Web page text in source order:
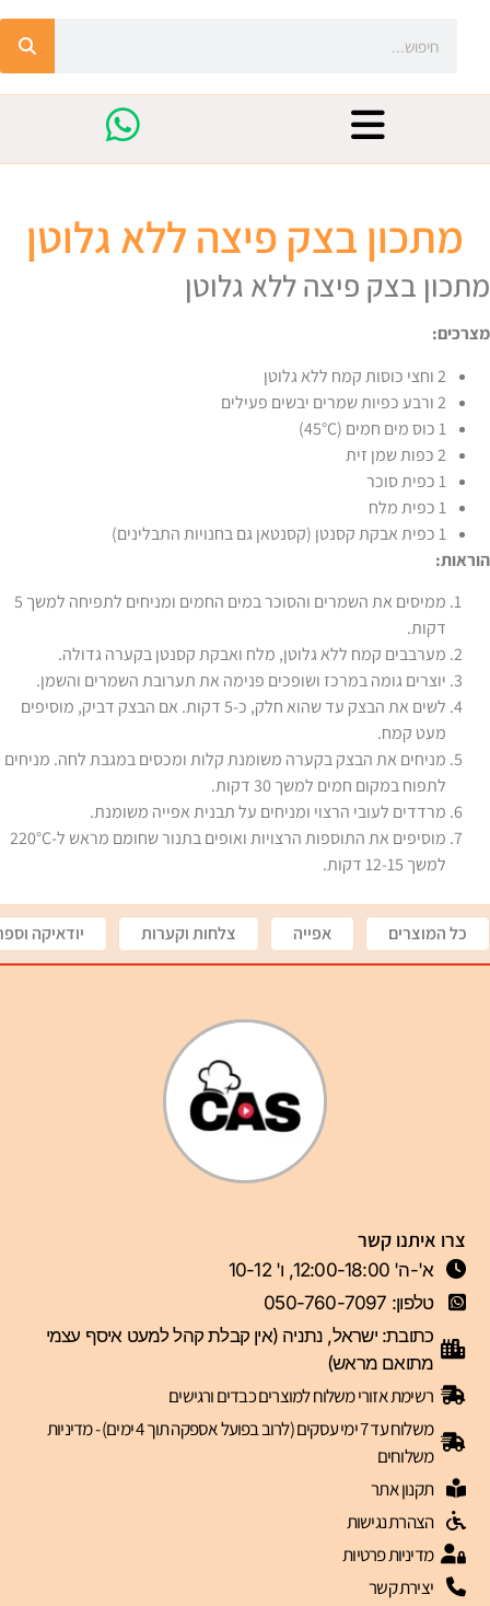
מתכון בצק פיצה ללא גלוטן
מתכון בצק פיצה ללא גלוטן
מצרכים:
2 וחצי כוסות קמח ללא גלוטן
2 ורבע כפיות שמרים יבשים פעילים
1 כוס מים חמים (45°C)
2 כפות שמן זית
1 כפית סוכר
1 כפית מלח
1 כפית אבקת קסנטן (קסנטאן גם בחנויות התבלינים)
הוראות:
ממיסים את השמרים והסוכר במים החמים ומניחים לתפיחה למשך 5
דקות.
מערבבים קמח ללא גלוטן, מלח ואבקת קסנטן בקערה גדולה.
יוצרים גומה במרכז ושופכים פנימה את תערובת השמרים והשמן.
לשים את הבצק עד שהוא חלק, כ-5 דקות. אם הבצק דביק, מוסיפים
מעט קמח.
מניחים את הבצק בקערה משומנת קלות ומכסים במגבת לחה. מניחים
לתפוח במקום חמים למשך 30 דקות.
מרדדים לעובי הרצוי ומניחים על תבנית אפייה משומנת.
מוסיפים את התוספות הרצויות ואופים בתנור שחומם מראש ל-220°C
למשך 12-15 דקות.
כל המוצרים אפייה צלחות וקערות יודאיקה
צרו איתנו קשר
א'-ה' 12:00-18:00, ו' 10-12
טלפון: 050-760-7097
כתובת: ישראל, נתניה (אין קבלת קהל למעט איסף עצמי
מתואם מראש)
רשימת אזורי משלוח למוצרים כבדים ורגישים
משלוח עד 7 ימי עסקים (לרוב בפועל אספקה תוך 4 ימים) - מדיניות
משלוחים
תקנון אתר
הצהרת נגישות
מדיניות פרטיות
יצירת קשר